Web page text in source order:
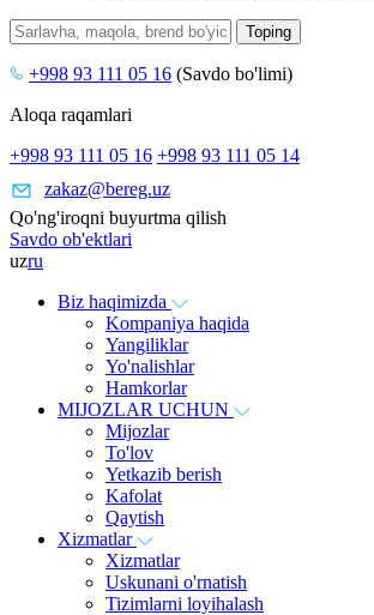
+998 93 111 05 16 (Savdo bo'limi)
Aloqa raqamlari
+998 93 111 05 16 +998 93 111 05 14
zakaz@bereg.uz
Qo'ng'iroqni buyurtma qilish
Savdo ob'ektlari
uzru
Biz haqimizda
Kompaniya haqida
Yangiliklar
Yo'nalishlar
Hamkorlar
MIJOZLAR UCHUN
Mijozlar
To'lov
Yetkazib berish
Kafolat
Qaytish
Xizmatlar
Xizmatlar
Uskunani o'rnatish
Tizimlarni loyihalash